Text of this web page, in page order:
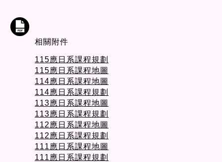
相關附件
115應日系課程規劃
115應日系課程地圖
114應日系課程地圖
114應日系課程規劃
113應日系課程地圖
113應日系課程規劃
112應日系課程地圖
112應日系課程規劃
111應日系課程地圖
111應日系課程規劃